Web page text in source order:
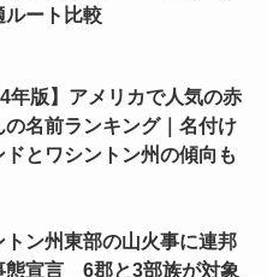
ルート比較
年版】アメリカで人気の赤
の名前ランキング｜名付け
ドとワシントン州の傾向も
トン州東部の山火事に連邦
態宣言 6郡と3部族が対象